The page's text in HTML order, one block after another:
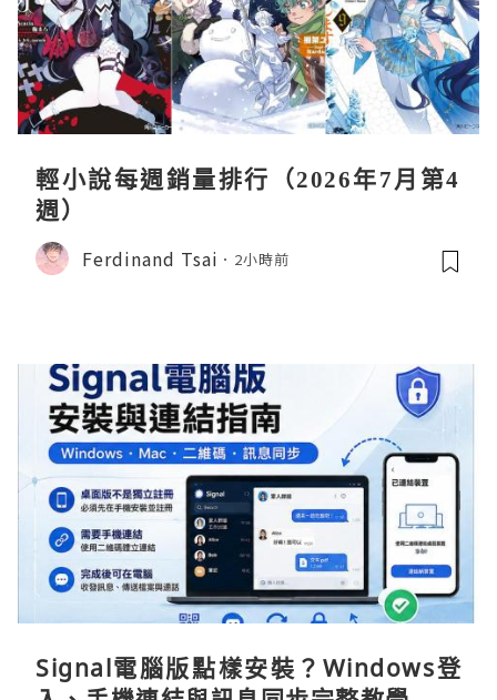
輕小說每週銷量排行（2026年7月第4
週）
Ferdinand Tsai 2小時前
Signal電腦版點樣安裝？Windows登